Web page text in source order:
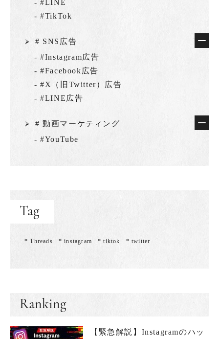
- #LINE
- #TikTok
# SNS広告
- #Instagram広告
- #Facebook広告
- #X（旧Twitter）広告
- #LINE広告
# 動画マーケティング
- #YouTube
Tag
* Threads * instagram * tiktok * twitter
Ranking
【緊急解説】Instagramのハッ